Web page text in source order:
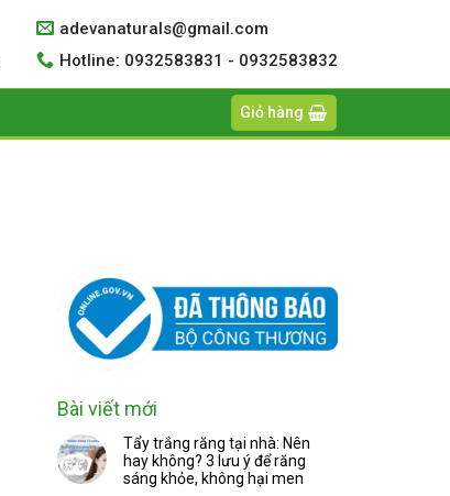
adevanaturals@gmail.com
Hotline: 0932583831 - 0932583832
Giỏ hàng
Bài viết mới
Tẩy trắng răng tại nhà: Nên
hay không? 3 lưu ý để răng
sáng khỏe, không hại men